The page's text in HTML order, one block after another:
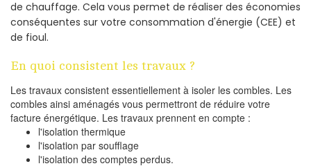
de chauffage. Cela vous permet de réaliser des économies
conséquentes sur votre consommation d'énergie (CEE) et
de fioul.
En quoi consistent les travaux ?
Les travaux consistent essentiellement à isoler les combles. Les
combles ainsi aménagés vous permettront de réduire votre
facture énergétique. Les travaux prennent en compte :
l'isolation thermique
l'isolation par soufflage
l'isolation des comptes perdus.